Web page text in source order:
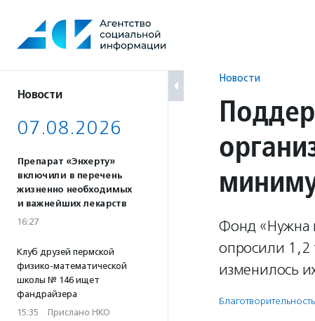
содержанию
Новости
07.08.2026
Препарат «Энхерту»
включили в перечень
жизненно необходимых
и важнейших лекарств
16:27
Клуб друзей пермской
физико-математической
школы № 146 ищет
фандрайзера
15:35 · Прислано НКО
Новости
Фонд «Нужна
опросили 1,2
изменилось